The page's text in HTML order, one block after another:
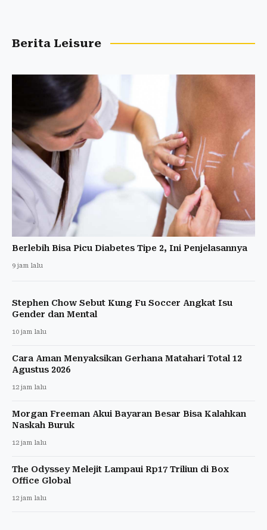
Berita Leisure
Berlebih Bisa Picu Diabetes Tipe 2, Ini Penjelasannya
9 jam lalu
Stephen Chow Sebut Kung Fu Soccer Angkat Isu
Gender dan Mental
10 jam lalu
Cara Aman Menyaksikan Gerhana Matahari Total 12
Agustus 2026
12 jam lalu
Morgan Freeman Akui Bayaran Besar Bisa Kalahkan
Naskah Buruk
12 jam lalu
The Odyssey Melejit Lampaui Rp17 Triliun di Box
Office Global
12 jam lalu